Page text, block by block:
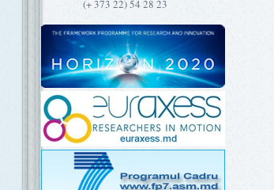
(+ 373 22) 54 28 23